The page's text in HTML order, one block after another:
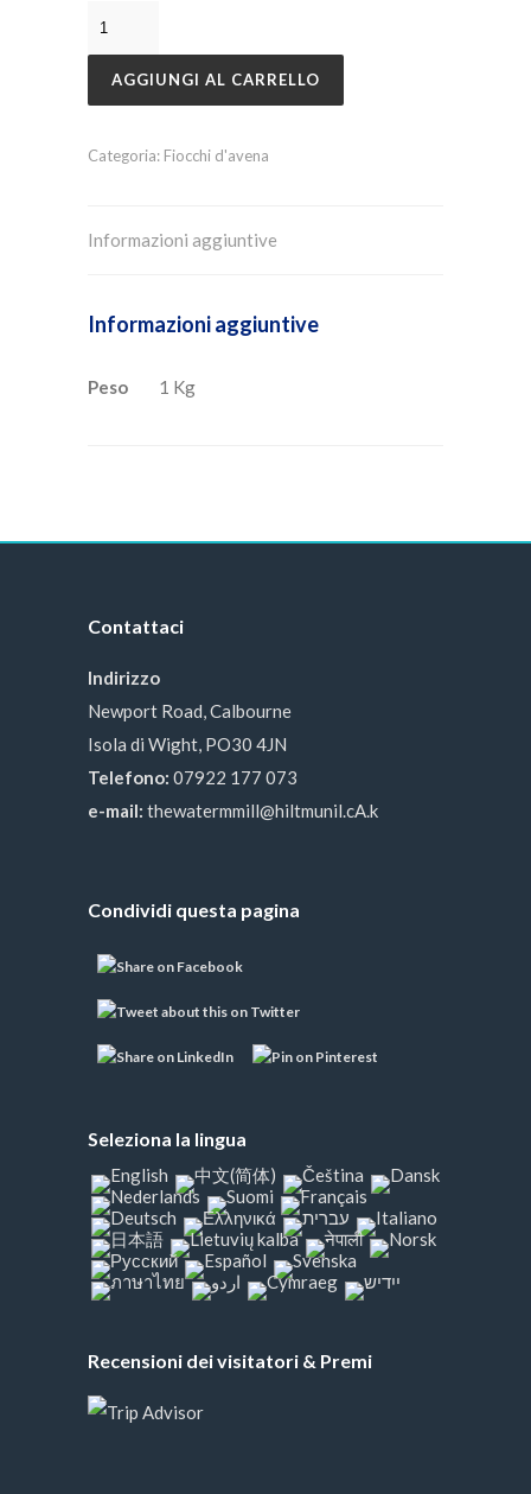
AGGIUNGI AL CARRELLO
Categoria: Fiocchi d'avena
Informazioni aggiuntive
Informazioni aggiuntive
Peso 1 Kg
Contattaci
Indirizzo
Newport Road, Calbourne
Isola di Wight, PO30 4JN
Telefono: 07922 177 073
e-mail: thewatermmill@hiltmunil.cA.k
Condividi questa pagina
Seleziona la lingua
Recensioni dei visitatori & Premi